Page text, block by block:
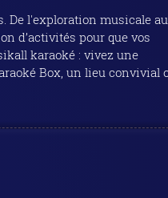
De l'exploration musicale au
d’activités pour que vos